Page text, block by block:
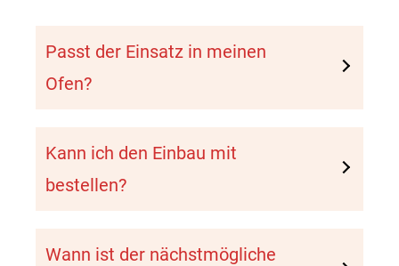
Passt der Einsatz in meinen
Ofen?
Kann ich den Einbau mit
bestellen?
Wann ist der nächstmögliche